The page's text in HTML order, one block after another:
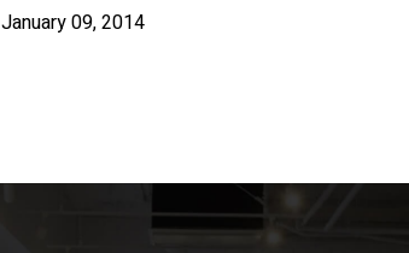
January 09, 2014